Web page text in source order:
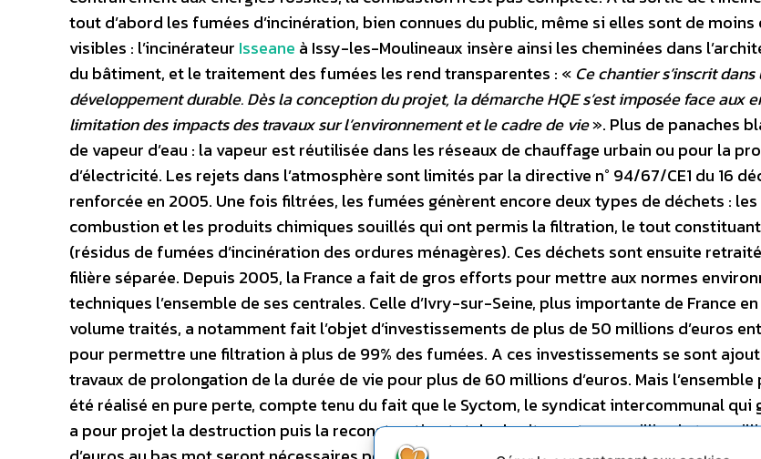
tout d’abord les fumées d’incinération, bien connues du public, même si elles sont de moins
visibles : l’incinérateur Isseane à Issy-les-Moulineaux insère ainsi les cheminées dans
du bâtiment, et le traitement des fumées les rend transparentes : « Ce chantier s’inscrit
développement durable. Dès la conception du projet, la démarche HQE s’est imposée face aux
limitation des impacts des travaux sur l’environnement et le cadre de vie». Plus de panaches
de vapeur d’eau : la vapeur est réutilisée dans les réseaux de chauffage urbain ou pour la
d’électricité. Les rejets dans l’atmosphère sont limités par la directive n° 94/67/CE1 du 16
renforcée en 2005. Une fois filtrées, les fumées génèrent encore deux types de déchets :
combustion et les produits chimiques souillés qui ont permis la filtration, le tout constituant
(résidus de fumées d’incinération des ordures ménagères). Ces déchets sont ensuite
filière séparée. Depuis 2005, la France a fait de gros efforts pour mettre aux normes
techniques l’ensemble de ses centrales. Celle d’Ivry-sur-Seine, plus importante de France
volume traités, a notamment fait l’objet d’investissements de plus de 50 millions d’euros
pour permettre une filtration à plus de 99% des fumées. A ces investissements se sont
travaux de prolongation de la durée de vie pour plus de 60 millions d’euros. Mais
été réalisé en pure perte, compte tenu du fait que le Syctom, le syndicat intercommunal qui
a pour projet la destruction puis la reconstruction totale du site : entre un milliard et un